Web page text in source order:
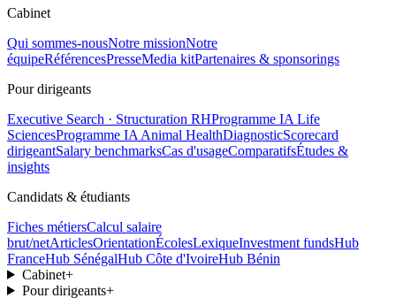
Cabinet
Qui sommes-nousNotre missionNotre
équipeRéférencesPresseMedia kitPartenaires & sponsorings
Pour dirigeants
Executive Search · Structuration RHProgramme IA Life
SciencesProgramme IA Animal HealthDiagnosticScorecard
dirigeantSalary benchmarksCas d'usageComparatifsÉtudes &
insights
Candidats & étudiants
Fiches métiersCalcul salaire
brut/netArticlesOrientationÉcolesLexiqueInvestment fundsHub
FranceHub SénégalHub Côte d'IvoireHub Bénin
Cabinet+
Pour dirigeants+